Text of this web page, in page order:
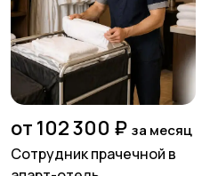
от 102 300 ₽ за месяц
Сотрудник прачечной в